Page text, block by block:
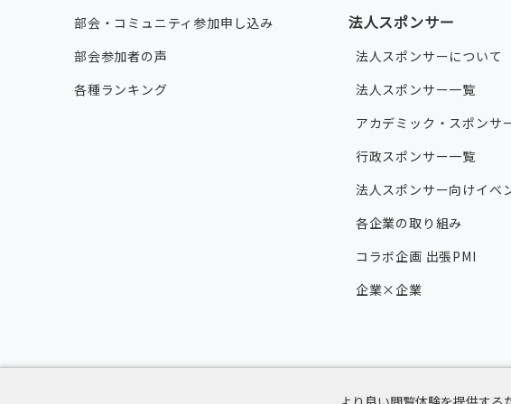
部会・コミュニティ参加申し込み
部会参加者の声
各種ランキング
法人スポンサー
法人スポンサーについて
法人スポンサー一覧
アカデミック・スポンサ
行政スポンサー一覧
法人スポンサー向けイベ
各企業の取り組み
コラボ企画 出張PMI
企業×企業